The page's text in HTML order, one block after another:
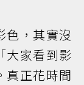
色，其實沒
大家看到影
真正花時間